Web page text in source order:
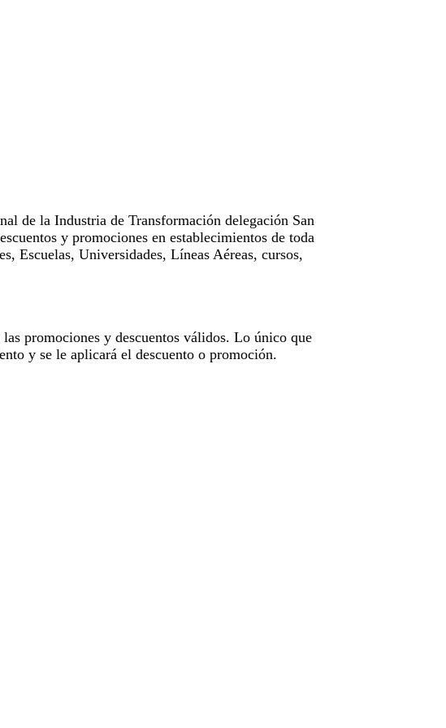
de la Industria de Transformación delegación San
y promociones en establecimientos de toda
Escuelas, Universidades, Líneas Aéreas, cursos,
promociones y descuentos válidos. Lo único que
y se le aplicará el descuento o promoción.